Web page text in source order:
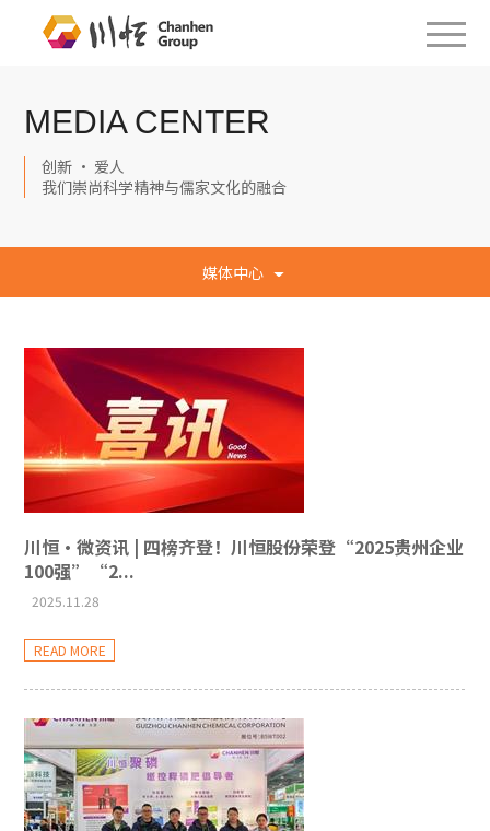
MEDIA CENTER
创新 · 爱人
我们崇尚科学精神与儒家文化的融合
媒体中心
川恒·微资讯 | 四榜齐登！川恒股份荣登“2025贵州企业
100强”“2...
2025.11.28
READ MORE